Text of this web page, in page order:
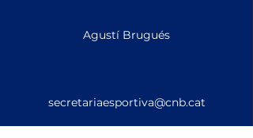
Agustí Brugués
secretariaesportiva@cnb.cat